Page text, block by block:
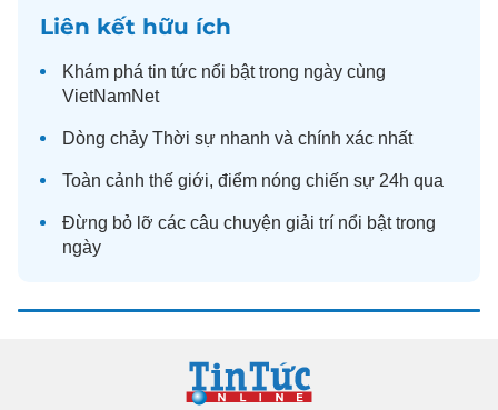
Liên kết hữu ích
Khám phá tin tức nổi bật trong ngày cùng
VietNamNet
Dòng chảy Thời sự nhanh và chính xác nhất
Toàn cảnh thế giới, điểm nóng chiến sự 24h qua
Đừng bỏ lỡ các câu chuyện giải trí nổi bật trong
ngày